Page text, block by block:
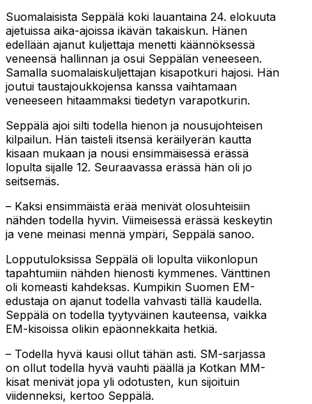
Suomalaisista Seppälä koki lauantaina 24. elokuuta
ajetuissa aika-ajoissa ikävän takaiskun. Hänen
edellään ajanut kuljettaja menetti käännöksessä
veneensä hallinnan ja osui Seppälän veneeseen.
Samalla suomalaiskuljettajan kisapotkuri hajosi. Hän
joutui taustajoukkojensa kanssa vaihtamaan
veneeseen hitaammaksi tiedetyn varapotkurin.
Seppälä ajoi silti todella hienon ja nousujohteisen
kilpailun. Hän taisteli itsensä keräilyerän kautta
kisaan mukaan ja nousi ensimmäisessä erässä
lopulta sijalle 12. Seuraavassa erässä hän oli jo
seitsemäs.
– Kaksi ensimmäistä erää menivät olosuhteisiin
nähden todella hyvin. Viimeisessä erässä keskeytin
ja vene meinasi mennä ympäri, Seppälä sanoo.
Lopputuloksissa Seppälä oli lopulta viikonlopun
tapahtumiin nähden hienosti kymmenes. Vänttinen
oli komeasti kahdeksas. Kumpikin Suomen EM-
edustaja on ajanut todella vahvasti tällä kaudella.
Seppälä on todella tyytyväinen kauteensa, vaikka
EM-kisoissa olikin epäonnekkaita hetkiä.
– Todella hyvä kausi ollut tähän asti. SM-sarjassa
on ollut todella hyvä vauhti päällä ja Kotkan MM-
kisat menivät jopa yli odotusten, kun sijoituin
viidenneksi, kertoo Seppälä.